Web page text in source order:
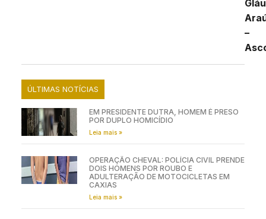
–
ÚLTIMAS NOTÍCIAS
EM PRESIDENTE DUTRA, HOMEM É PRESO
POR DUPLO HOMICÍDIO
Leia mais »
OPERAÇÃO CHEVAL: POLÍCIA CIVIL PRENDE
DOIS HOMENS POR ROUBO E
ADULTERAÇÃO DE MOTOCICLETAS EM
CAXIAS
Leia mais »